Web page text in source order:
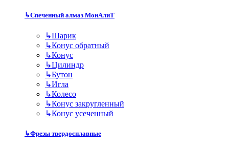
↳Спеченный алмаз МонАлиТ
↳Шарик
↳Конус обратный
↳Конус
↳Цилиндр
↳Бутон
↳Игла
↳Колесо
↳Конус закругленный
↳Конус усеченный
↳Фрезы твердосплавные